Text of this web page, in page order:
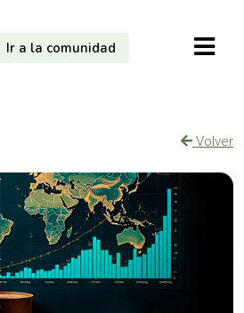
Ir a la comunidad
Volver